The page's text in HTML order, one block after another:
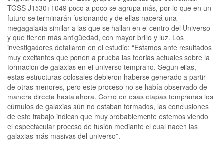
TGSS J1530+1049 poco a poco se agrupa más, por lo que en un
futuro se terminarán fusionando y de ellas nacerá una
megagalaxia similar a las que se hallan en el centro del Universo
y que tienen más antigüedad, con mayor brillo y luz. Los
investigadores detallaron en el estudio: “Estamos ante resultados
muy excitantes que ponen a prueba las teorías actuales sobre la
formación de galaxias en el universo temprano. Según ellas,
estas estructuras colosales debieron haberse generado a partir
de otras menores, pero este proceso no se había observado de
manera directa hasta ahora. Como en esas etapas tempranas los
cúmulos de galaxias aún no estaban formados, las conclusiones
de este trabajo indican que muy probablemente estemos viendo
el espectacular proceso de fusión mediante el cual nacen las
galaxias más masivas del universo”.